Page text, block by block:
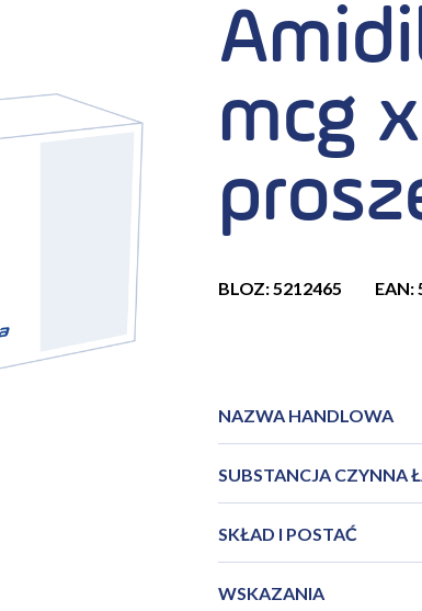
mcg
BLOZ: 5212465 EAN:
NAZWA HANDLOWA
SUBSTANCJA CZYNNA
SKŁAD I POSTAĆ
WSKAZANIA